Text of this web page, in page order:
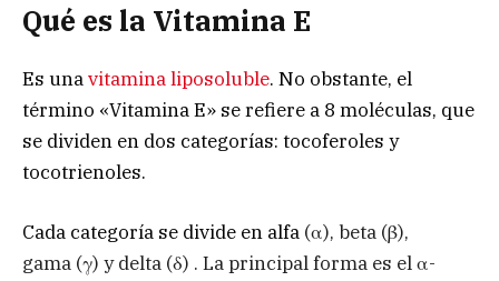
Qué es la Vitamina E
Es unavitamina liposoluble. No obstante, el
término «Vitamina E» se refiere a 8 moléculas, que
se dividen en dos categorías: tocoferoles y
tocotrienoles.
Cada categoría se divide en alfa (α), beta (β),
gama (γ) y delta (δ) . La principal forma es el α-